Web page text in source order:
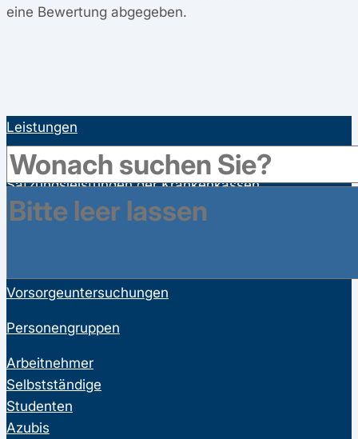
eine Bewertung abgegeben.
Leistungen
Gesetzliche Leistungen der Krankenkassen
Satzungsleistungen der Krankenkassen
Ausgeschlossene Leistungen
Familienversicherung
Vorsorgeuntersuchungen
Personengruppen
Arbeitnehmer
Selbstständige
Studenten
Azubis